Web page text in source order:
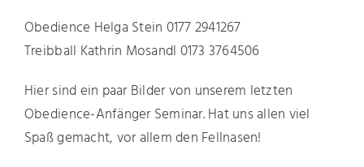
Obedience Helga Stein 0177 2941267
Treibball Kathrin Mosandl 0173 3764506
Hier sind ein paar Bilder von unserem letzten
Obedience-Anfänger Seminar. Hat uns allen viel
Spaß gemacht, vor allem den Fellnasen!